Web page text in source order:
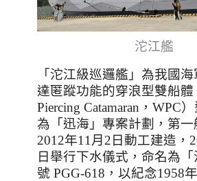
沱江艦
「沱江級巡邏艦」為我國
達匿蹤功能的穿浪型雙船體
Piercing Catamaran ， WPC）
為「迅海」專案計劃，第一
2012年11 月 2日動工建造，
日舉行下水儀式，命名為
號 PGG-618 ，以紀念1958